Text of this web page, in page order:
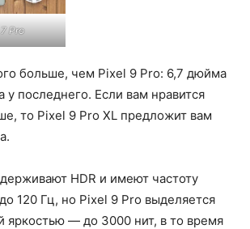
Pro
больше, чем Pixel 9 Pro: 6,7 дюйма
у последнего. Если вам нравится
то Pixel 9 Pro XL предложит вам
HDR и имеют частоту
120 Гц, но Pixel 9 Pro выделяется
яркостью — до 3000 нит, в то время